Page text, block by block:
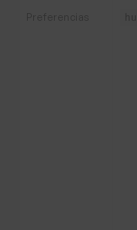
Preferencias